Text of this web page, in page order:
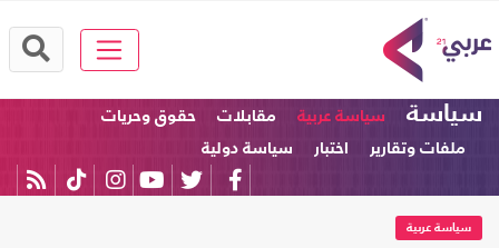
سياسة سياسة عربية مقابلات
حقوق وحريات
ملفات وتقارير
اختبار سياسة دولية
سياسة عربية